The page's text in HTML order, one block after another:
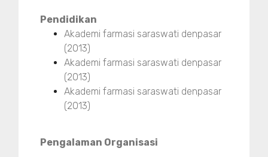
Pendidikan
Akademi farmasi saraswati denpasar
(2013)
Akademi farmasi saraswati denpasar
(2013)
Akademi farmasi saraswati denpasar
(2013)
Pengalaman Organisasi